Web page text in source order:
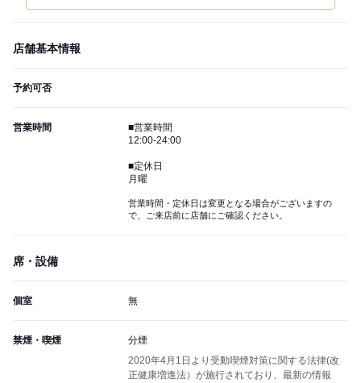
店舗基本情報
予約可否
営業時間
■営業時間
12:00-24:00
■定休日
月曜
営業時間・定休日は変更となる場合がございますの
で、ご来店前に店舗にご確認ください。
席・設備
個室 無
禁煙・喫煙
分煙
2020年4月1日より受動喫煙対策に関する法律(改
正健康増進法）が施行されており、最新の情報